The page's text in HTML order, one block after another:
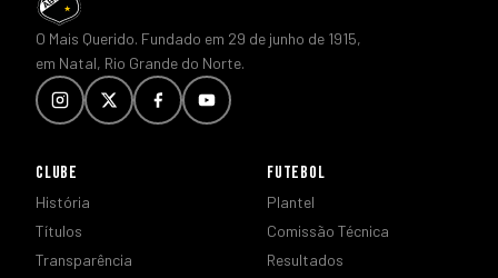
O Mais Querido. Fundado em 29 de junho de 1915,
em Natal, Rio Grande do Norte.
CLUBE
História
Títulos
Transparência
FUTEBOL
Plantel
Comissão Técnica
Resultados